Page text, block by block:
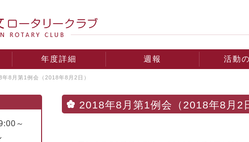
年度詳細 週報 活動
年8月第1例会（2018年8月2日）
～
2018年8月第1例会（2018年8月2